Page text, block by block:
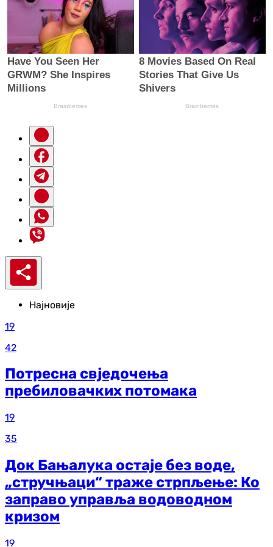
Најновије
19
42
Потресна свједочења
пребиловачких потомака
19
35
Док Бањалука остаје без воде,
„стручњаци“ траже стрпљење: Ко
заправо управља водоводном
кризом
19